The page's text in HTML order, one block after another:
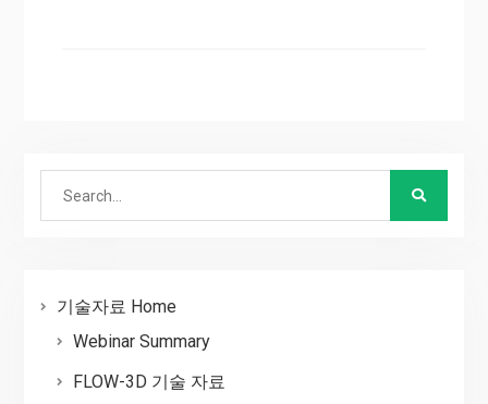
기술자료 Home
Webinar Summary
FLOW-3D 기술 자료